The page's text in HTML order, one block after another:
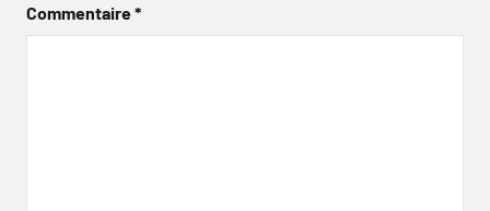
Commentaire*